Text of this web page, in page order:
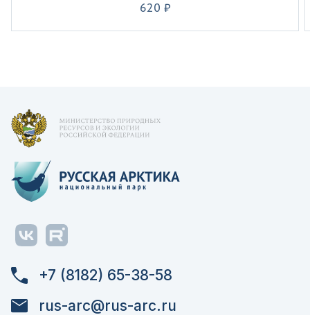
620 ₽
+7 (8182) 65-38-58
rus-arc@rus-arc.ru